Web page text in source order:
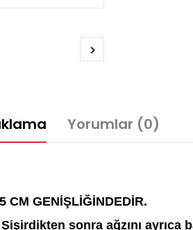
Yorumlar (0)
CM GENİŞLİĞİNDEDİR.
sonra ağzını ayrıca